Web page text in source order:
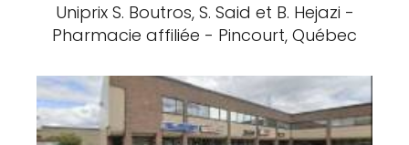
Uniprix S. Boutros, S. Said et B. Hejazi -
Pharmacie affiliée - Pincourt, Québec